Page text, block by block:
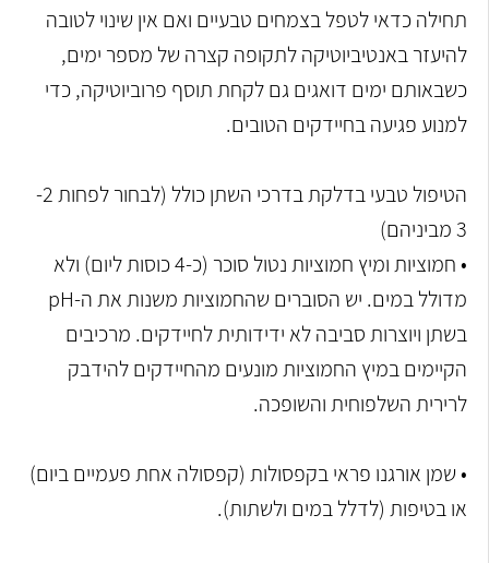
תחילה כדאי לטפל בצמחים טבעיים ואם אין שינוי לטובה
להיעזר באנטיביוטיקה לתקופה קצרה של מספר ימים,
כשבאותם ימים דואגים גם לקחת תוסף פרוביוטיקה, כדי
למנוע פגיעה בחיידקים הטובים.
הטיפול טבעי בדלקת בדרכי השתן כולל (לבחור לפחות 2-
3 מביניהם)
• חמוציות ומיץ חמוציות נטול סוכר (כ-4 כוסות ליום) ולא
מדולל במים. יש הסוברים שהחמוציות משנות את ה-pH
בשתן ויוצרות סביבה לא ידידותית לחיידקים. מרכיבים
הקיימים במיץ החמוציות מונעים מהחיידקים להידבק
לרירית השלפוחית והשופכה.
• שמן אורגנו פראי בקפסולות (קפסולה אחת פעמיים ביום)
או בטיפות (לדלל במים ולשתות).